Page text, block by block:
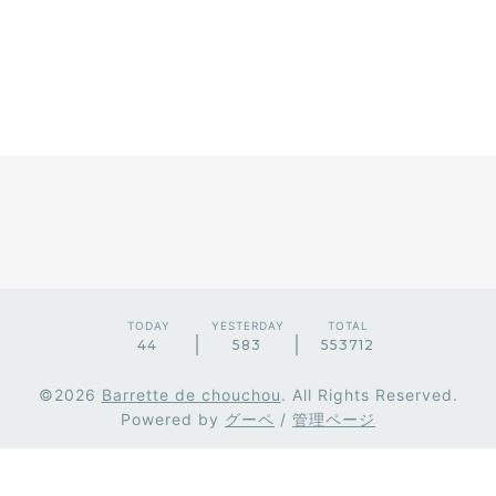
TODAY
44
YESTERDAY
583
TOTAL
553712
©2026 Barrette de chouchou. All Rights Reserved.
Powered by グーペ / 管理ページ